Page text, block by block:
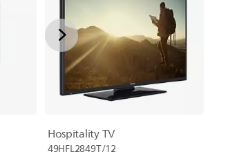
Hospitality TV
49HFL2849T/12